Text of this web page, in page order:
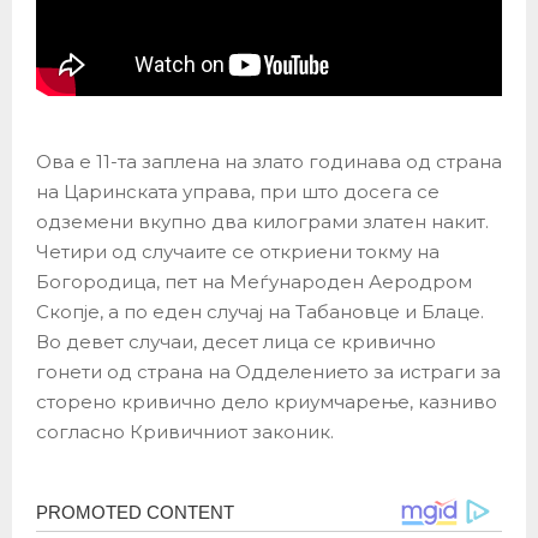
Ова е 11-та заплена на злато годинава од страна
на Царинската управа, при што досега се
одземени вкупно два килограми златен накит.
Четири од случаите се откриени токму на
Богородица, пет на Меѓународен Аеродром
Скопје, а по еден случај на Табановце и Блаце.
Во девет случаи, десет лица се кривично
гонети од страна на Одделението за истраги за
сторено кривично дело криумчарење, казниво
согласно Кривичниот законик.